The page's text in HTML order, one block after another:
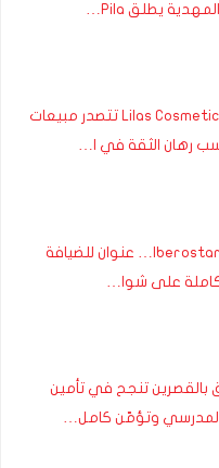
بعد عامين من إطلاقها.. Lilas Cosmetics تتصدر مبيعات
رهان الثقة في ا…
فندق Iberostar Royal El Mansour… عنوان للضيافة
على شوا…
بالقصرين تنجح في تأمين